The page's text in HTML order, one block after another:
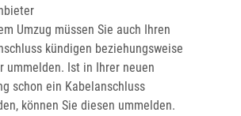
Umzug müssen Sie auch Ihren
kündigen beziehungsweise
ummelden. Ist in Ihrer neuen
schon ein Kabelanschluss
können Sie diesen ummelden.